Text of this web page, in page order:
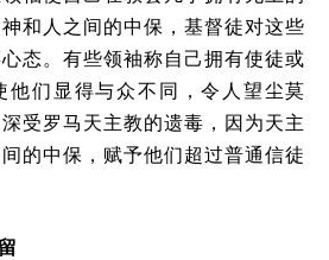
和人之间的中保，基督徒对这些
态。有些领袖称自己拥有使徒或
他们显得与众不同，令人望尘莫
受罗马天主教的遗毒，因为天主
的中保，赋予他们超过普通信徒